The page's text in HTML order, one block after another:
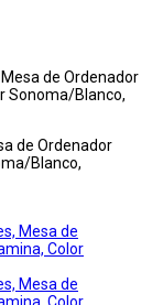
de Ordenador
Sonoma/Blanco,